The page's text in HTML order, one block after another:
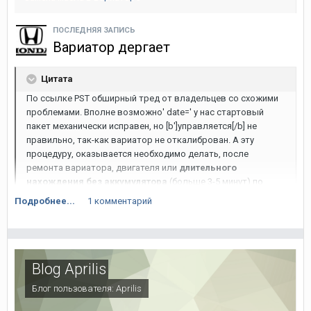
возникал ФАУ какая приборка в инсайте, сейчас еще и фау
какие коврики, где взял )))[/quote']
ПОСЛЕДНЯЯ ЗАПИСЬ
Вариатор дергает
Цитата
По ссылке PST обширный тред от владельцев со схожими
проблемами. Вполне возможно' date=' у нас стартовый
пакет механически исправен, но [b']управляется[/b] не
правильно, так-как вариатор не откалиброван. А эту
процедуру, оказывается необходимо делать, после
ремонта вариатора, двигателя или длительного
нахождения без аккумулятора (больше 3-5 минут) по
мануалу. Наш вариант последний, ибо корабль, поезд, и
автомобилевоз, там все со снятым AКБ.
Приведу выжимки из форума фитоводов. Есть два способа
калибровки:
Подробнее... 1 комментарий
Blog Aprilis
Блог пользователя: Aprilis